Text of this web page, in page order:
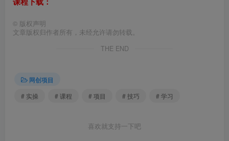
© 版权声明
文章版权归作者所有，未经允许请勿转载。
THE END
网创项目
# 实操
# 课程 # 项目 # 技巧 # 学习
喜欢就支持一下吧